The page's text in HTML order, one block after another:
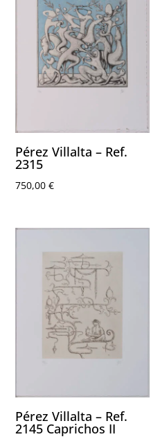
Pérez Villalta – Ref.
2315
750,00€
Pérez Villalta – Ref.
2145 Caprichos II